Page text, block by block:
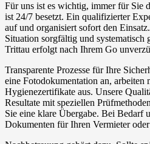
Für uns ist es wichtig, immer für Sie
ist 24/7 besetzt. Ein qualifizierter
auf und organisiert sofort den
Situation sorgfältig und
Trittau erfolgt nach Ihrem Go
Transparente Prozesse für Ihre
eine Fotodokumentation an, arbeiten
Hygienezertifikate aus. Unsere
Resultate mit speziellen
Sie eine klare Übergabe. Bei Bedarf
Dokumenten für Ihren Vermieter